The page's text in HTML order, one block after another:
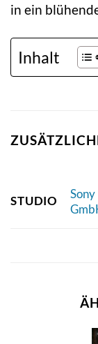
in ein
Inhalt
STUDIO